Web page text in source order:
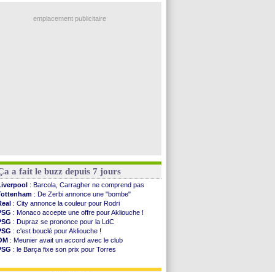
: l'OM domine Al-Shahaniya
emplacement publicitaire
a fait le buzz depuis 7 jours
: Barcola, Carragher ne comprend pas
: De Zerbi annonce une "bombe"
: City annonce la couleur pour Rodri
: Monaco accepte une offre pour Akliouche !
: Dupraz se prononce pour la LdC
: c'est bouclé pour Akliouche !
: Meunier avait un accord avec le club
: le Barça fixe son prix pour Torres
: Torres souhaite rejoindre le PSG !